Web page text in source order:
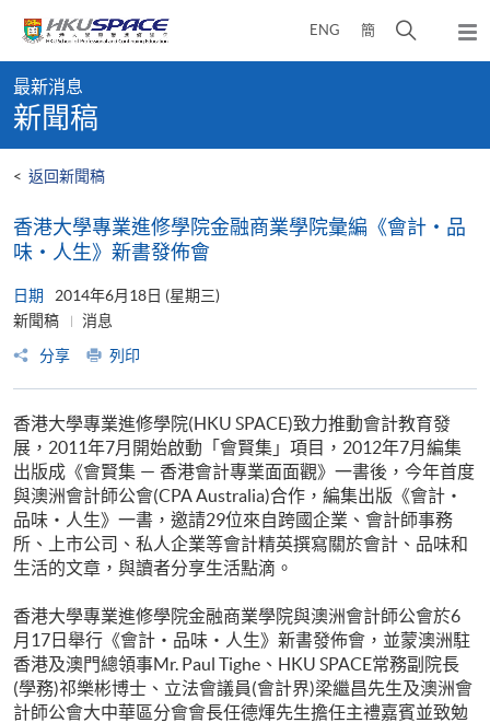
content
ENG 簡
開
彈
出
content
start
最新消息
新聞稿
< 返回新聞稿
香港大學專業進修學院金融商業學院彙編《會計‧品
味‧人生》新書發佈會
日期
2014年6月18日 (星期三)
新聞稿
消息
分享
列印
香港大學專業進修學院(HKU SPACE)致力推動會計教育發
展，2011年7月開始啟動「會賢集」項目，2012年7月編集
出版成《會賢集 － 香港會計專業面面觀》一書後，今年首度
與澳洲會計師公會(CPA Australia)合作，編集出版《會計‧
品味‧人生》一書，邀請29位來自跨國企業、會計師事務
所、上市公司、私人企業等會計精英撰寫關於會計、品味和
生活的文章，與讀者分享生活點滴。
香港大學專業進修學院金融商業學院與澳洲會計師公會於6
月17日舉行《會計‧品味‧人生》新書發佈會，並蒙澳洲駐
香港及澳門總領事Mr. Paul Tighe、HKU SPACE常務副院長
(學務)祁樂彬博士、立法會議員(會計界)梁繼昌先生及澳洲會
計師公會大中華區分會會長任德煇先生擔任主禮嘉賓並致勉